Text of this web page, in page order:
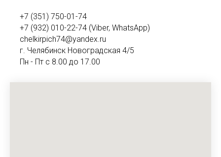
+7 (351) 750-01-74
+7 (932) 010-22-74 (Viber, WhatsApp)
chelkirpich74@yandex.ru
г. Челябинск Новоградская 4/5
Пн - Пт с 8.00 до 17.00